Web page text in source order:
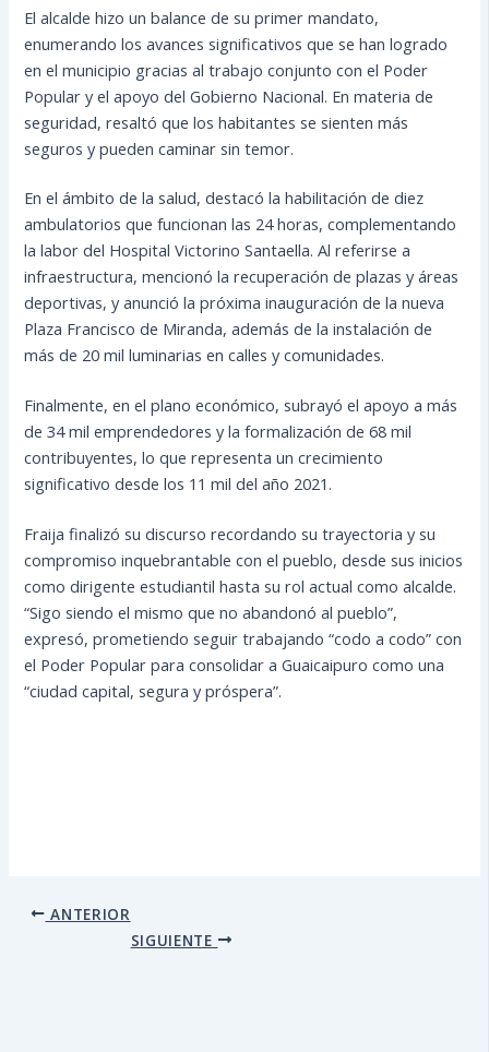
El alcalde hizo un balance de su primer mandato,
enumerando los avances significativos que se han logrado
en el municipio gracias al trabajo conjunto con el Poder
Popular y el apoyo del Gobierno Nacional. En materia de
seguridad, resaltó que los habitantes se sienten más
seguros y pueden caminar sin temor.
En el ámbito de la salud, destacó la habilitación de diez
ambulatorios que funcionan las 24 horas, complementando
la labor del Hospital Victorino Santaella. Al referirse a
infraestructura, mencionó la recuperación de plazas y áreas
deportivas, y anunció la próxima inauguración de la nueva
Plaza Francisco de Miranda, además de la instalación de
más de 20 mil luminarias en calles y comunidades.
Finalmente, en el plano económico, subrayó el apoyo a más
de 34 mil emprendedores y la formalización de 68 mil
contribuyentes, lo que representa un crecimiento
significativo desde los 11 mil del año 2021.
Fraija finalizó su discurso recordando su trayectoria y su
compromiso inquebrantable con el pueblo, desde sus inicios
como dirigente estudiantil hasta su rol actual como alcalde.
“Sigo siendo el mismo que no abandonó al pueblo”,
expresó, prometiendo seguir trabajando “codo a codo” con
el Poder Popular para consolidar a Guaicaipuro como una
“ciudad capital, segura y próspera”.
ANTERIOR
SIGUIENTE